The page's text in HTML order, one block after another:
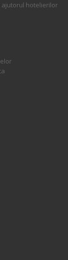
ajutorul hotelierilor